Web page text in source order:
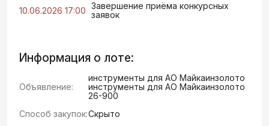
10.06.2026 17:00 Завершение приёма конкурсных
заявок
Информация о лоте:
Объявление:
инструменты для АО Майкаинзолото
инструменты для АО Майкаинзолото
26-900
Способ закупок:Скрыто